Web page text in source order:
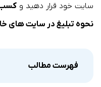
سایت خود قرار دهید و کسب
نحوه تبلیغ در سایت های
فهرست مطالب